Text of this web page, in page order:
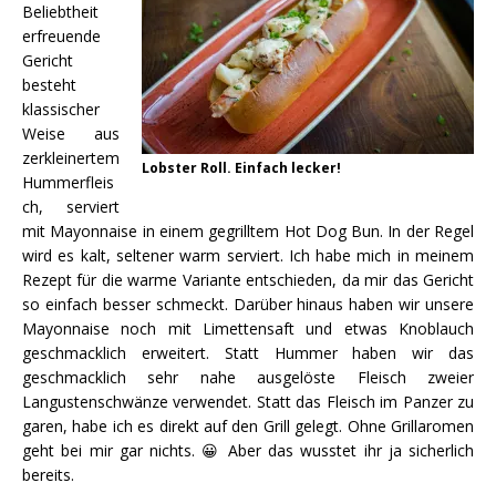
Lobster Roll. Einfach lecker!
Beliebtheit
erfreuende
Gericht
besteht
klassischer
Weise aus
zerkleinertem
Hummerfleis
ch, serviert
mit Mayonnaise in einem gegrilltem Hot Dog Bun. In der Regel
wird es kalt, seltener warm serviert. Ich habe mich in meinem
Rezept für die warme Variante entschieden, da mir das Gericht
so einfach besser schmeckt. Darüber hinaus haben wir unsere
Mayonnaise noch mit Limettensaft und etwas Knoblauch
geschmacklich erweitert. Statt Hummer haben wir das
geschmacklich sehr nahe ausgelöste Fleisch zweier
Langustenschwänze verwendet. Statt das Fleisch im Panzer zu
garen, habe ich es direkt auf den Grill gelegt. Ohne Grillaromen
geht bei mir gar nichts. 😀 Aber das wusstet ihr ja sicherlich
bereits.